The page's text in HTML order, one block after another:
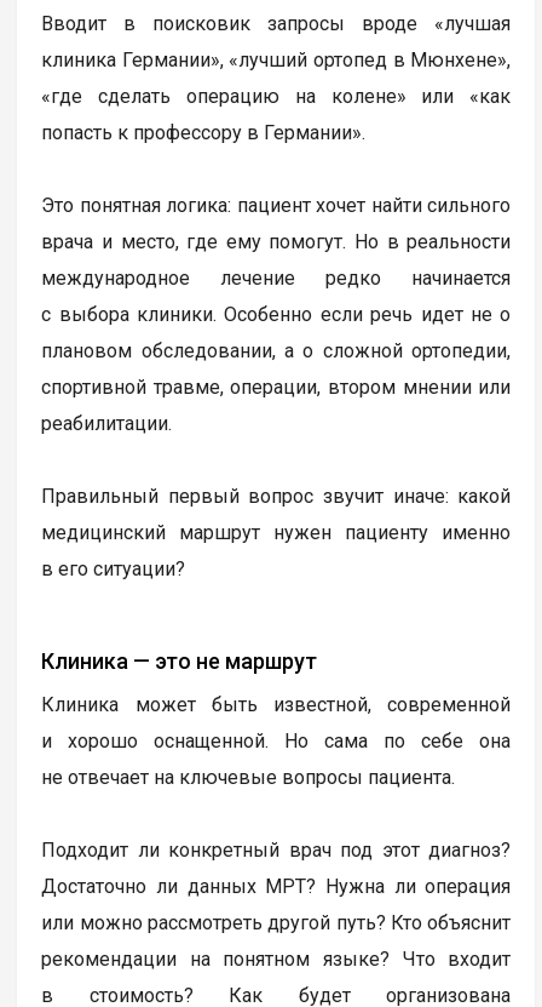
Вводит в поисковик запросы вроде «лучшая
клиника Германии», «лучший ортопед в Мюнхене»,
«где сделать операцию на колене» или «как
попасть к профессору в Германии».
Это понятная логика: пациент хочет найти сильного
врача и место, где ему помогут. Но в реальности
международное лечение редко начинается
с выбора клиники. Особенно если речь идет не о
плановом обследовании, а о сложной ортопедии,
спортивной травме, операции, втором мнении или
реабилитации.
Правильный первый вопрос звучит иначе: какой
медицинский маршрут нужен пациенту именно
в его ситуации?
Клиника — это не маршрут
Клиника может быть известной, современной
и хорошо оснащенной. Но сама по себе она
не отвечает на ключевые вопросы пациента.
Подходит ли конкретный врач под этот диагноз?
Достаточно ли данных МРТ? Нужна ли операция
или можно рассмотреть другой путь? Кто объяснит
рекомендации на понятном языке? Что входит
в стоимость? Как будет организована